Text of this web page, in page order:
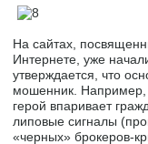
На сайтах,
Интернете, уже
утверждается, что
мошенник.
герой впаривает
липовые сигналы
«черных» брокеров-